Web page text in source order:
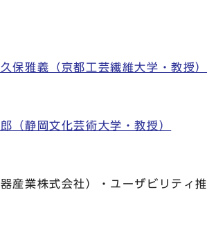
保雅義（京都工芸繊維大学・教授）
（静岡文化芸術大学・教授）
産業株式会社）・ユーザビリティ